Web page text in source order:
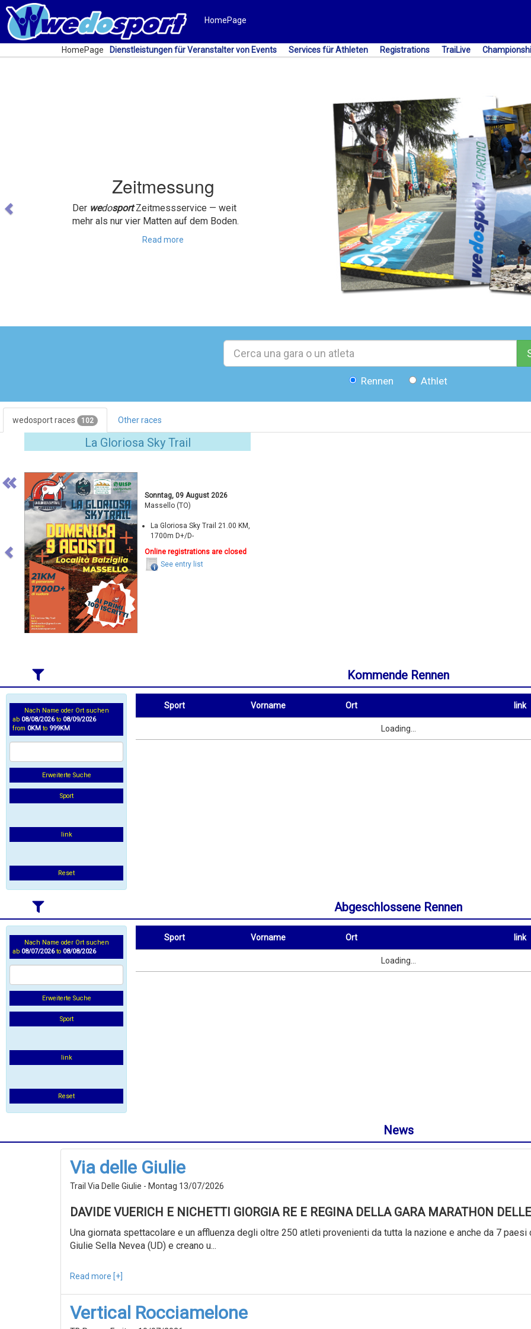
HomePage
HomePage Dienstleistungen für Veranstalter von Events Services für Athleten Registrations TraiLive
Zeitmessung
Der wedosportZeitmessservice — weit
mehr als nur vier Matten auf dem Boden.
Read more
Rennen Athlet
wedosport races 102 Other races
La Gloriosa Sky Trail
Sonntag, 09 August 2026
Massello (TO)
La Gloriosa Sky Trail 21.00 KM,
1700m D+/D-
Online registrations are closed
See entry list
Kommende Rennen
Nach Name oder Ort suchen
ab 08/08/2026to 08/09/2026
from 0KM to 999KM
Erweiterte Suche
Sport
link
Reset
Sport Vorname Ort
link
Loading...
Abgeschlossene Rennen
Nach Name oder Ort suchen
ab 08/07/2026to 08/08/2026
Erweiterte Suche
Sport
link
Reset
Sport Vorname Ort
link
Loading...
News
Via delle Giulie
Trail Via Delle Giulie - Montag 13/07/2026
DAVIDE VUERICH E NICHETTI GIORGIA RE E REGINA DELLA GARA MARATHON
Una giornata spettacolare e un affluenza degli oltre 250 atleti provenienti da tutta la nazione e anche da 7
Giulie Sella Nevea (UD) e creano u...
Read more [+]
Vertical Rocciamelone